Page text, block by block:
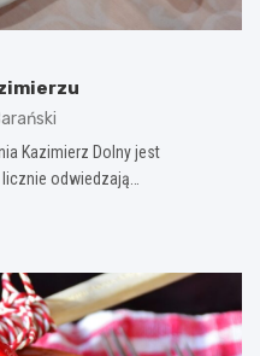
Kazimierz Dolny jest
odwiedzają…